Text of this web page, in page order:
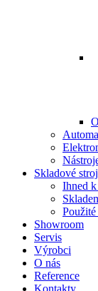
Skladové
Ihned
Showroom
Servis
Výrobci
O nás
Reference
Kontakty